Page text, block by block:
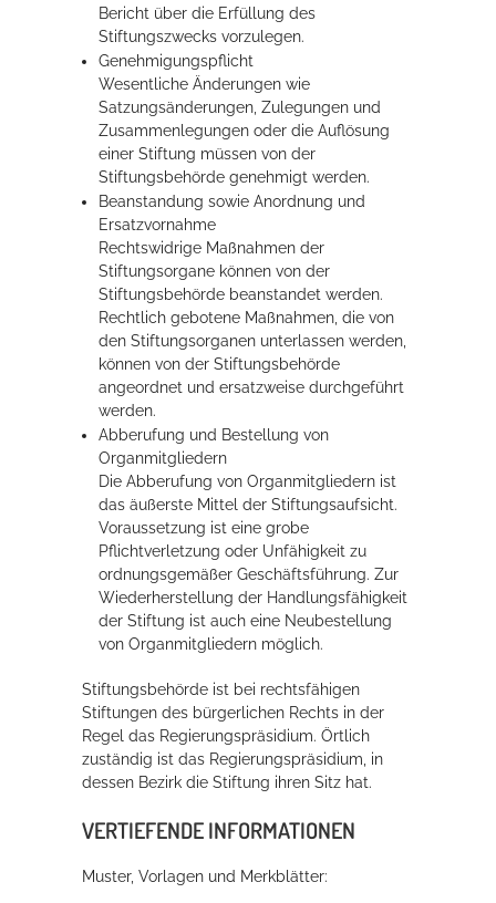
Bericht über die Erfüllung des
Stiftungszwecks vorzulegen.
Genehmigungspflicht
Wesentliche Änderungen wie
Satzungsänderungen, Zulegungen und
Zusammenlegungen oder die Auflösung
einer Stiftung müssen von der
Stiftungsbehörde genehmigt werden.
Beanstandung sowie Anordnung und
Ersatzvornahme
Rechtswidrige Maßnahmen der
Stiftungsorgane können von der
Stiftungsbehörde beanstandet werden.
Rechtlich gebotene Maßnahmen, die von
den Stiftungsorganen unterlassen werden,
können von der Stiftungsbehörde
angeordnet und ersatzweise durchgeführt
werden.
Abberufung und Bestellung von
Organmitgliedern
Die Abberufung von Organmitgliedern ist
das äußerste Mittel der Stiftungsaufsicht.
Voraussetzung ist eine grobe
Pflichtverletzung oder Unfähigkeit zu
ordnungsgemäßer Geschäftsführung. Zur
Wiederherstellung der Handlungsfähigkeit
der Stiftung ist auch eine Neubestellung
von Organmitgliedern möglich.
Stiftungsbehörde ist bei rechtsfähigen
Stiftungen des bürgerlichen Rechts in der
Regel das Regierungspräsidium. Örtlich
zuständig ist das Regierungspräsidium, in
dessen Bezirk die Stiftung ihren Sitz hat.
VERTIEFENDE INFORMATIONEN
Muster, Vorlagen und Merkblätter: